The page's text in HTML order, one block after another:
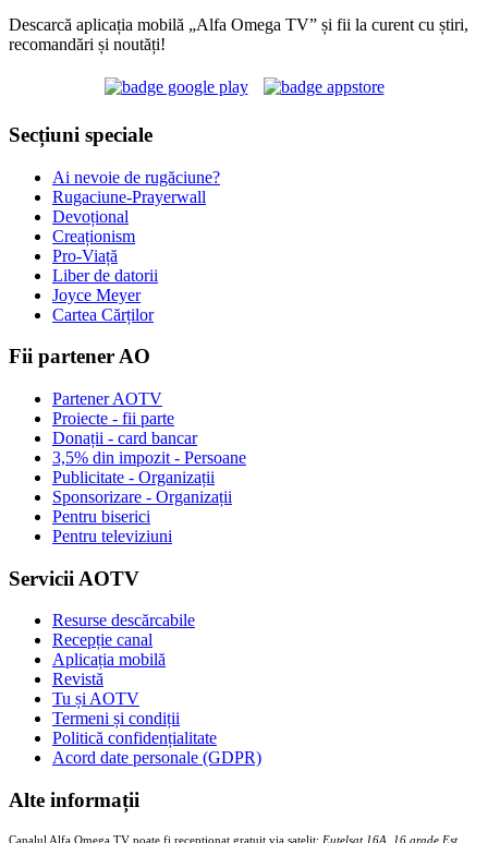
Descarcă aplicația mobilă „Alfa Omega TV” și fii la curent cu știri,
recomandări și noutăți!
Secțiuni speciale
Ai nevoie de rugăciune?
Rugaciune-Prayerwall
Devoțional
Creaționism
Pro-Viață
Liber de datorii
Joyce Meyer
Cartea Cărților
Fii partener AO
Partener AOTV
Proiecte - fii parte
Donații - card bancar
3,5% din impozit - Persoane
Publicitate - Organizații
Sponsorizare - Organizații
Pentru biserici
Pentru televiziuni
Servicii AOTV
Resurse descărcabile
Recepție canal
Aplicația mobilă
Revistă
Tu și AOTV
Termeni și condiții
Politică confidențialitate
Acord date personale (GDPR)
Alte informații
Canalul Alfa Omega TV poate fi recepționat gratuit via satelit: Eutelsat 16A, 16 grade Est,